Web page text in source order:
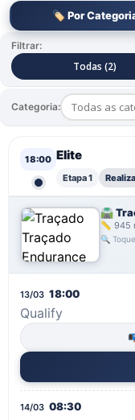
🏷️ Por
Filtrar:
Todas (2)
Categoria:
18:00 Elite
Etapa 1
🛣️
📏 945
🔍
13/03 18:00
Qualify
14/03 08:30